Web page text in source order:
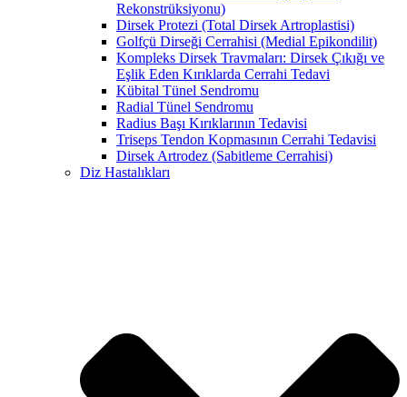
Rekonstrüksiyonu)
Dirsek Protezi (Total Dirsek Artroplastisi)
Golfçü Dirseği Cerrahisi (Medial Epikondilit)
Kompleks Dirsek Travmaları: Dirsek Çıkığı ve
Eşlik Eden Kırıklarda Cerrahi Tedavi
Kübital Tünel Sendromu
Radial Tünel Sendromu
Radius Başı Kırıklarının Tedavisi
Triseps Tendon Kopmasının Cerrahi Tedavisi
Dirsek Artrodez (Sabitleme Cerrahisi)
Diz Hastalıkları